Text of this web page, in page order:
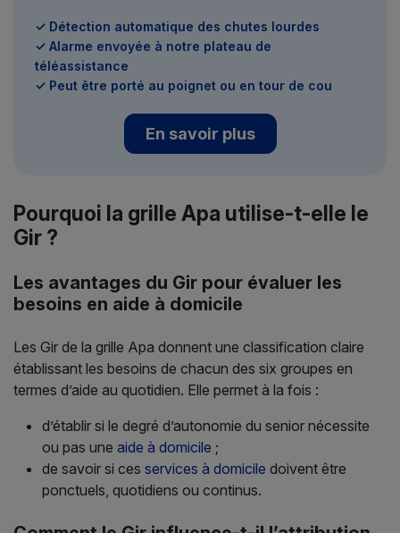
✓ Détection automatique des chutes lourdes
✓ Alarme envoyée à notre plateau de
téléassistance
✓ Peut être porté au poignet ou en tour de cou
En savoir plus
Pourquoi la grille Apa utilise-t-elle le
Gir ?
Les avantages du Gir pour évaluer les
besoins en aide à domicile
Les Gir de la grille Apa donnent une classification claire
établissant les besoins de chacun des six groupes en
termes d’aide au quotidien. Elle permet à la fois :
d’établir si le degré d’autonomie du senior nécessite
ou pas une aide à domicile ;
de savoir si ces services à domicile doivent être
ponctuels, quotidiens ou continus.